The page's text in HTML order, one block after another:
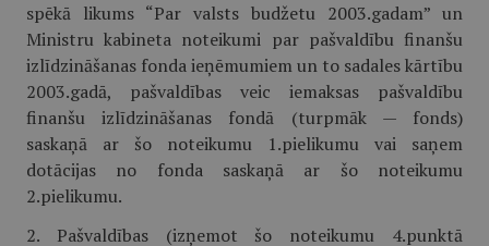
spēkā likums “Par valsts budžetu 2003.gadam” un
Ministru kabineta noteikumi par pašvaldību finanšu
izlīdzināšanas fonda ieņēmumiem un to sadales kārtību
2003.gadā, pašvaldības veic iemaksas pašvaldību
finanšu izlīdzināšanas fondā (turpmāk — fonds)
saskaņā ar šo noteikumu 1.pielikumu vai saņem
dotācijas no fonda saskaņā ar šo noteikumu
2.pielikumu.
2. Pašvaldības (izņemot šo noteikumu 4.punktā